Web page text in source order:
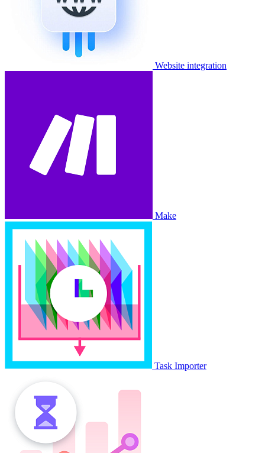
Website integration
Make
Task Importer